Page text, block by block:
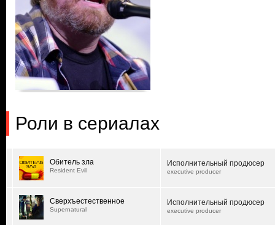
Роли в сериалах
Обитель зла
Resident Evil
Исполнительный продюсер
executive producer
Сверхъестественное
Supernatural
Исполнительный продюсер
executive producer